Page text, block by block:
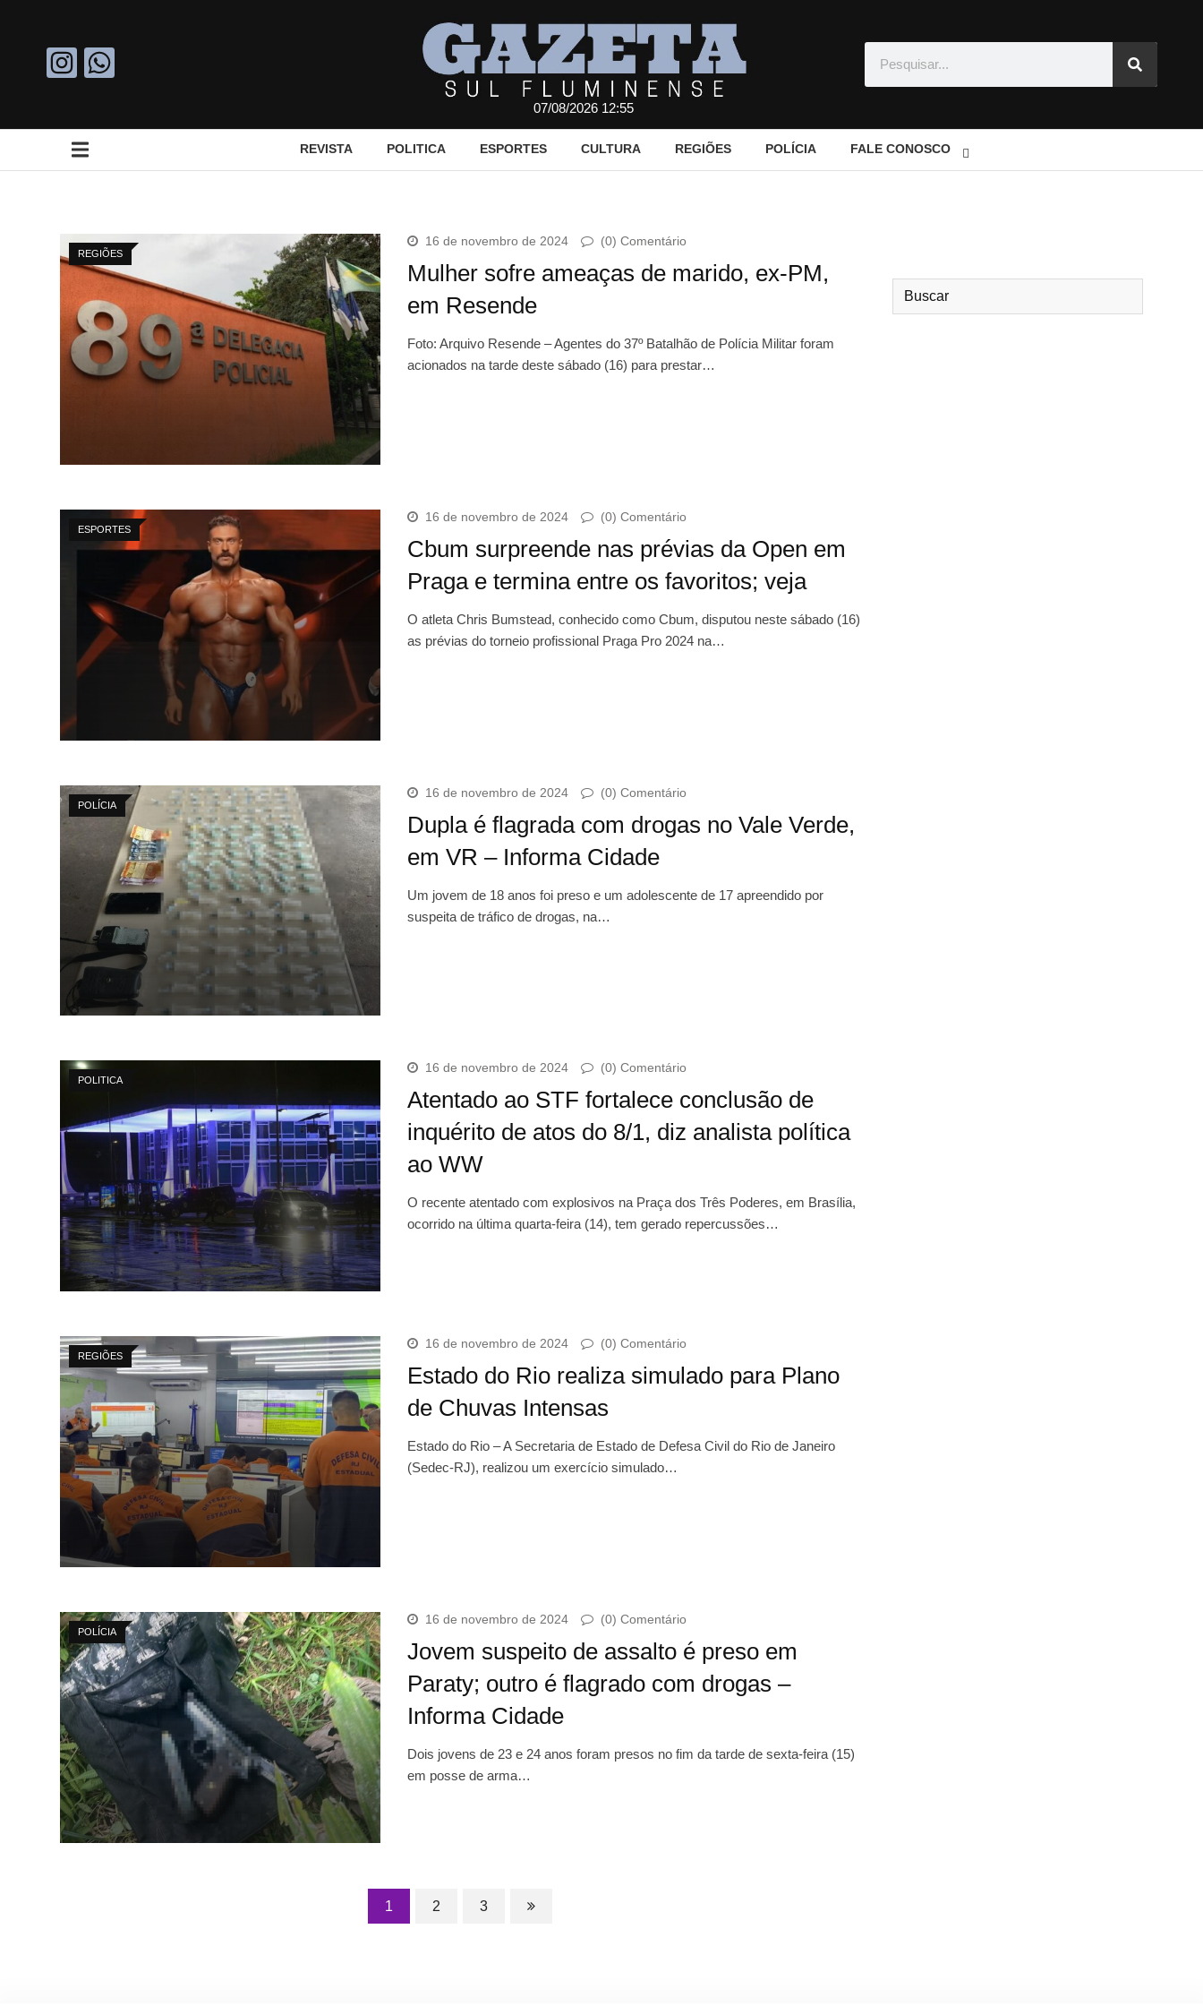
07/08/2026 12:55
REVISTA POLITICA ESPORTES CULTURA REGIÕES POLÍCIA FALE CONOSCO
REGIÕES
16 de novembro de 2024 (0) Comentário
Mulher sofre ameaças de marido, ex-PM,
em Resende
Foto: Arquivo Resende – Agentes do 37º Batalhão de Polícia Militar foram
acionados na tarde deste sábado (16) para prestar…
ESPORTES
16 de novembro de 2024 (0) Comentário
Cbum surpreende nas prévias da Open em
Praga e termina entre os favoritos; veja
O atleta Chris Bumstead, conhecido como Cbum, disputou neste sábado (16)
as prévias do torneio profissional Praga Pro 2024 na…
POLÍCIA
16 de novembro de 2024 (0) Comentário
Dupla é flagrada com drogas no Vale Verde,
em VR – Informa Cidade
Um jovem de 18 anos foi preso e um adolescente de 17 apreendido por
suspeita de tráfico de drogas, na…
POLITICA
16 de novembro de 2024 (0) Comentário
Atentado ao STF fortalece conclusão de
inquérito de atos do 8/1, diz analista política
ao WW
O recente atentado com explosivos na Praça dos Três Poderes, em Brasília,
ocorrido na última quarta-feira (14), tem gerado repercussões…
REGIÕES
16 de novembro de 2024 (0) Comentário
Estado do Rio realiza simulado para Plano
de Chuvas Intensas
Estado do Rio – A Secretaria de Estado de Defesa Civil do Rio de Janeiro
(Sedec-RJ), realizou um exercício simulado…
POLÍCIA
16 de novembro de 2024 (0) Comentário
Jovem suspeito de assalto é preso em
Paraty; outro é flagrado com drogas –
Informa Cidade
Dois jovens de 23 e 24 anos foram presos no fim da tarde de sexta-feira (15)
em posse de arma…
1 2 3